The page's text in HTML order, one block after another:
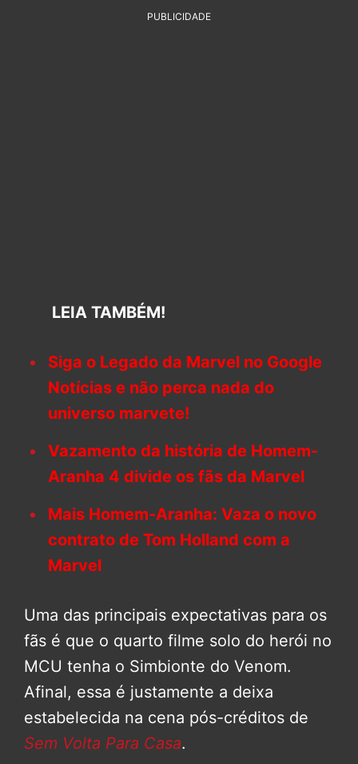
PUBLICIDADE
LEIA TAMBÉM!
Siga o Legado da Marvel no Google
Notícias e não perca nada do
universo marvete!
Vazamento da história de Homem-
Aranha 4 divide os fãs da Marvel
Mais Homem-Aranha: Vaza o novo
contrato de Tom Holland com a
Marvel
Uma das principais expectativas para os
fãs é que o quarto filme solo do herói no
MCU tenha o Simbionte do Venom.
Afinal, essa é justamente a deixa
estabelecida na cena pós-créditos de
Sem Volta Para Casa.